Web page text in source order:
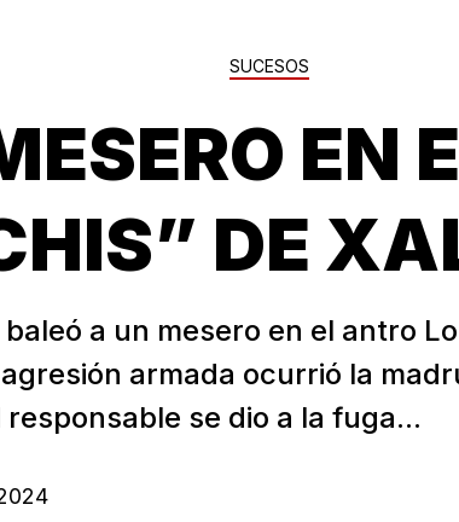
SUCESOS
EN
DE
a un mesero en el antro
armada ocurrió la
responsable se dio a la fuga...